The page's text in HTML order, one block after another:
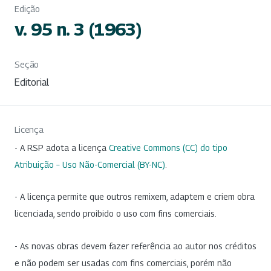
Edição
v. 95 n. 3 (1963)
Seção
Editorial
Licença
- A RSP adota a licença Creative Commons (CC) do tipo
Atribuição – Uso Não-Comercial (BY-NC)
- A licença permite que outros remixem, adaptem e criem obra
licenciada, sendo proibido o uso com fins comerciais.
- As novas obras devem fazer referência ao autor nos créditos
e não podem ser usadas com fins comerciais, porém não